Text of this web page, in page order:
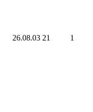
26.08.03 21 1